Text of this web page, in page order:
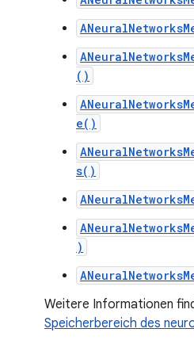
()
e()
s()
)
Weitere Informationen
Speicherbereich des